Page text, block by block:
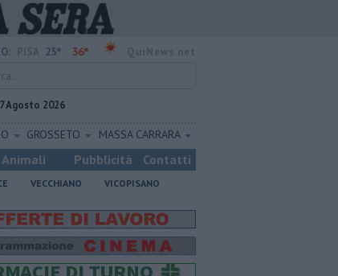
25° 36°
Agosto 2026
GROSSETO MASSA CARRARA
Animali Pubblicità Contatti
VECCHIANO VICOPISANO